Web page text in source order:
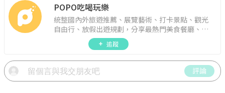
POPO吃喝玩樂
統整國內外旅遊推薦、展覽藝術、打卡景點、觀光
自由行、放假出遊規劃，分享最熱門美食餐廳、約
會聚餐、人氣甜點、速食手搖飲、3C科技、心理測
驗、星座運勢、生活雜貨、吃喝玩樂實用資訊。
追蹤
評論